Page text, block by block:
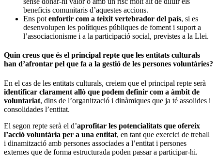
beneficis comunitaris d’aquestes accions.
Ens pot enfortir com a teixit vertebrador del país, si es
desenvolupen les polítiques públiques de foment i suport a
l’associacionisme i a la participació social, previstes a la Llei.
Quin creus que és el principal repte que les entitats culturals
han d’afrontar pel que fa a la gestió de les persones voluntàries?
En el cas de les entitats culturals, creiem que el principal repte serà
identificar clarament allò que podem definir com a àmbit de
voluntariat, dins de l’organització i dinàmiques que ja té assolides i
consolidades l’entitat.
El segon repte serà el d’aprofitar les potencialitats que ofereix
l’acció voluntària per a una entitat, en tant que exercici de treball
i dinamització amb persones associades a l’entitat i persones
externes que de forma estructurada poden passar a participar-hi.